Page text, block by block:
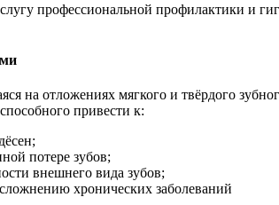
профессиональной профилактики и
на отложениях мягкого и твёрдого
привести к:
потере зубов;
внешнего вида зубов;
хронических заболеваний